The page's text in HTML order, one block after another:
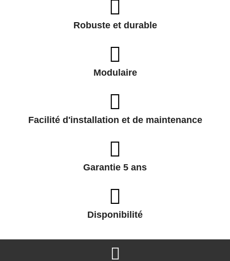
Robuste et durable
Modulaire
Facilité d'installation et de maintenance
Garantie 5 ans
Disponibilité